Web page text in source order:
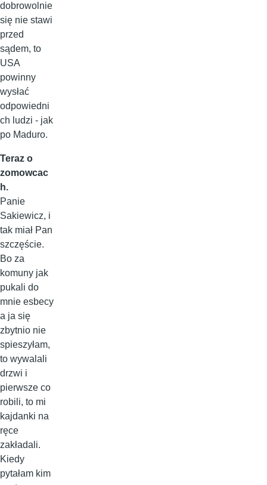
dobrowolnie
się nie stawi
przed
sądem, to
USA
powinny
wysłać
odpowiedni
ch ludzi - jak
po Maduro.
Teraz o
zomowcac
h.
Panie
Sakiewicz, i
tak miał Pan
szczęście.
Bo za
komuny jak
pukali do
mnie esbecy
a ja się
zbytnio nie
spieszyłam,
to wywalali
drzwi i
pierwsze co
robili, to mi
kajdanki na
ręce
zakładali.
Kiedy
pytałam kim